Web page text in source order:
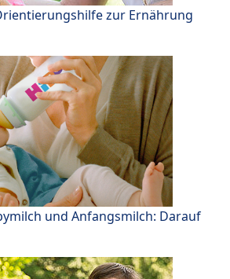
zur Ernährung
und Anfangsmilch: Darauf